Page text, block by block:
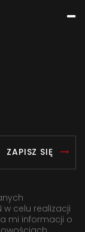
ZAPISZ SIĘ
w celu realizacji
mi informacji o